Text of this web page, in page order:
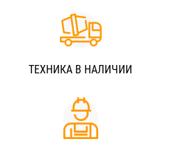
ТЕХНИКА В НАЛИЧИИ